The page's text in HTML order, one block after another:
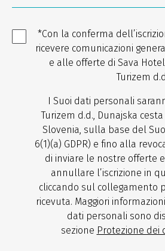
*Con la conferma
ricevere comunicazioni
e alle offerte di Sava
Turizem
I Suoi dati personali
Turizem d.d., Dunajska
Slovenia, sulla base del
6(1)(a) GDPR) e fino alla
di inviare le nostre offerte
annullare l’iscrizione in
cliccando sul collegamento
ricevuta. Maggiori
dati personali sono
sezione Protezione dei